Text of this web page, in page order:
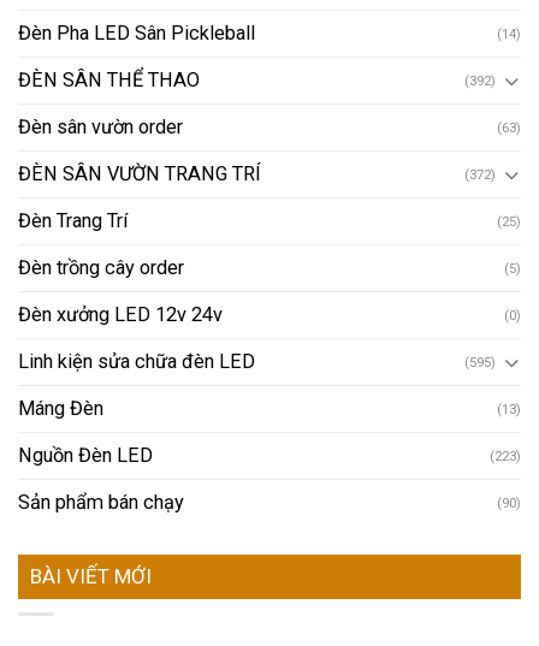
Đèn Pha LED Sân Pickleball (14)
ĐÈN SÂN THỂ THAO (392)
Đèn sân vườn order (63)
ĐÈN SÂN VƯỜN TRANG TRÍ (372)
Đèn Trang Trí (25)
Đèn trồng cây order (5)
Đèn xưởng LED 12v 24v (0)
Linh kiện sửa chữa đèn LED (595)
Máng Đèn (13)
Nguồn Đèn LED (223)
Sản phẩm bán chạy (90)
BÀI VIẾT MỚI